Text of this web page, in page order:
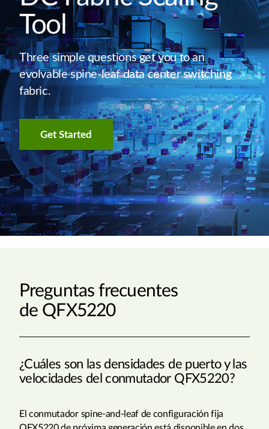
Tool
Three simple questions get you to an
evolvable spine-leaf data center switching
fabric.
Get Started
Preguntas frecuentes
de QFX5220
¿Cuáles son las densidades de puerto y las
velocidades del conmutador QFX5220?
El conmutador spine-and-leaf de configuración fija